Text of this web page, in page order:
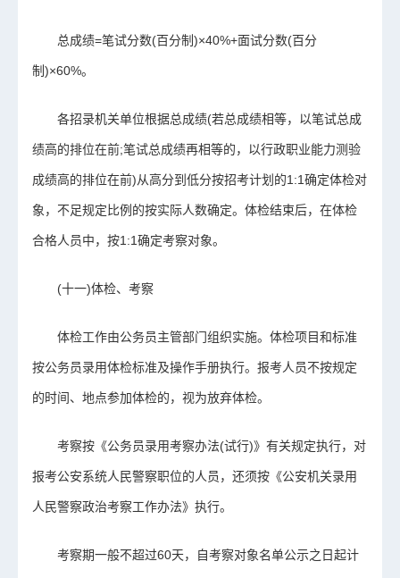
总成绩=笔试分数(百分制)×40%+面试分数(百分
制)×60%。
各招录机关单位根据总成绩(若总成绩相等，以笔试总成
绩高的排位在前;笔试总成绩再相等的，以行政职业能力测验
成绩高的排位在前)从高分到低分按招考计划的1:1确定体检对
象，不足规定比例的按实际人数确定。体检结束后，在体检
合格人员中，按1:1确定考察对象。
(十一)体检、考察
体检工作由公务员主管部门组织实施。体检项目和标准
按公务员录用体检标准及操作手册执行。报考人员不按规定
的时间、地点参加体检的，视为放弃体检。
考察按《公务员录用考察办法(试行)》有关规定执行，对
报考公安系统人民警察职位的人员，还须按《公安机关录用
人民警察政治考察工作办法》执行。
考察期一般不超过60天，自考察对象名单公示之日起计